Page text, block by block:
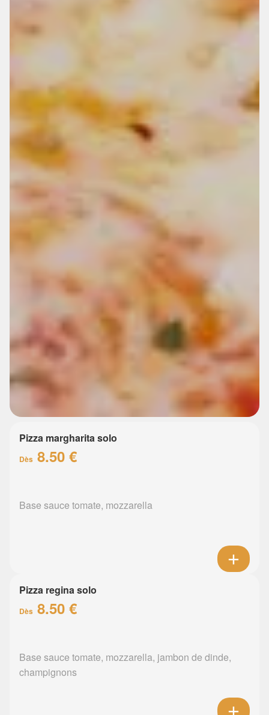
Pizza margharita solo
Dès 8.50 €
Base sauce tomate, mozzarella
Pizza regina solo
Dès 8.50 €
Base sauce tomate, mozzarella, jambon de dinde,
champignons